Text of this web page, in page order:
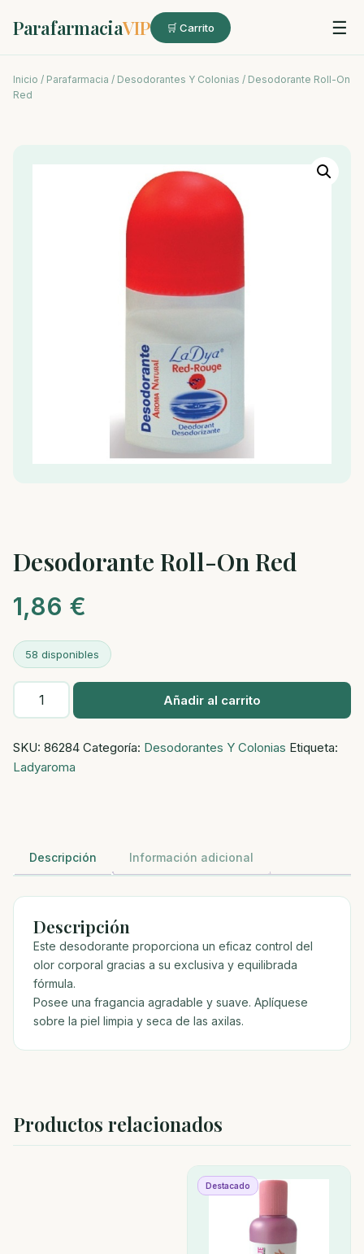
ParafarmaciaVIP 🛒 Carrito ☰
Inicio / Parafarmacia / Desodorantes Y Colonias / Desodorante Roll-On
Red
Desodorante Roll-On Red
1,86 €
58 disponibles
Desodorante
Red
cantidad
Añadir al carrito
SKU: 86284 Categoría: Desodorantes Y Colonias Etiqueta:
Ladyaroma
Descripción Información adicional
Descripción
Este desodorante proporciona un eficaz control del
olor corporal gracias a su exclusiva y equilibrada
fórmula.
Posee una fragancia agradable y suave. Aplíquese
sobre la piel limpia y seca de las axilas.
Productos relacionados
Destacado